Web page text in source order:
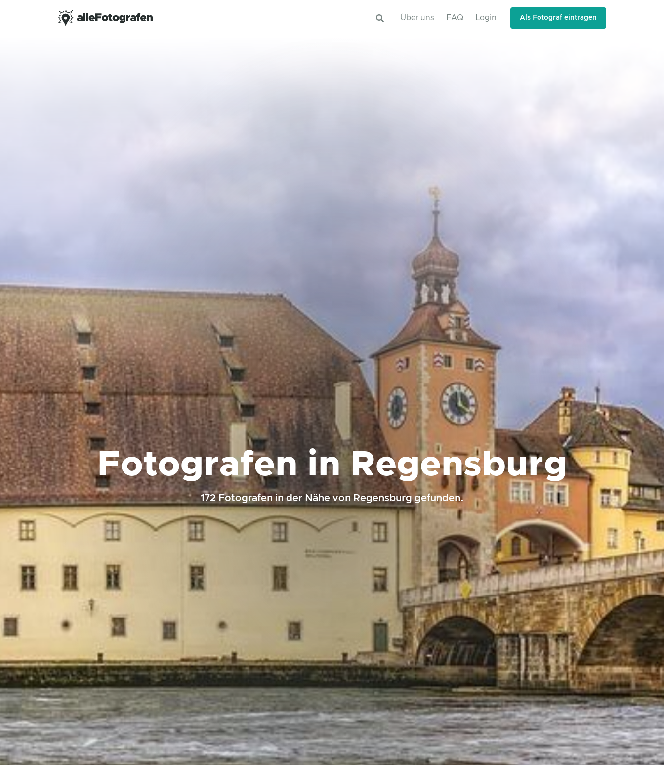
Über uns FAQ Login Als Fotograf eintragen
Fotografen in Regensburg
172 Fotografen in der Nähe von Regensburg gefunden.